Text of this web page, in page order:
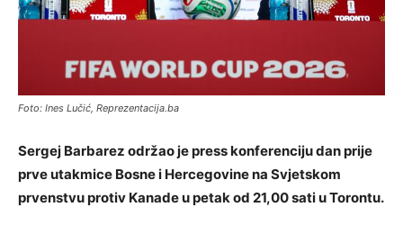
Foto: Ines Lučić, Reprezentacija.ba
Sergej Barbarez održao je press konferenciju dan prije
prve utakmice Bosne i Hercegovine na Svjetskom
prvenstvu protiv Kanade u petak od 21,00 sati u Torontu.